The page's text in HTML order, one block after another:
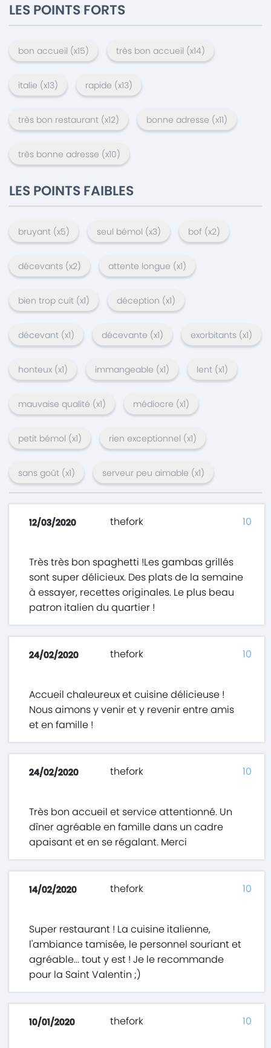
LES POINTS FORTS
bon accueil (x15) très bon accueil (x14)
italie (x13) rapide (x13)
très bon restaurant (x12) bonne adresse (x11)
très bonne adresse (x10)
LES POINTS FAIBLES
bruyant (x5) seul bémol (x3) bof (x2)
décevants (x2) attente longue (x1)
bien trop cuit (x1) déception (x1)
décevant (x1) décevante (x1) exorbitants (x1)
honteux (x1) immangeable (x1) lent (x1)
mauvaise qualité (x1) médiocre (x1)
petit bémol (x1) rien exceptionnel (x1)
sans goût (x1) serveur peu aimable (x1)
12/03/2020 thefork
Très très bon spaghetti !Les gambas grillés
sont super délicieux. Des plats de la semaine
à essayer, recettes originales. Le plus beau
patron italien du quartier !
10
24/02/2020 thefork
Accueil chaleureux et cuisine délicieuse !
Nous aimons y venir et y revenir entre amis
et en famille !
10
24/02/2020 thefork
Très bon accueil et service attentionné. Un
dîner agréable en famille dans un cadre
apaisant et en se régalant. Merci
10
14/02/2020 thefork
Super restaurant ! La cuisine italienne,
l'ambiance tamisée, le personnel souriant et
agréable... tout y est ! Je le recommande
pour la Saint Valentin ;)
10
10/01/2020 thefork 10